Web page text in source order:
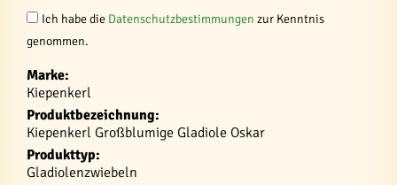
Ich habe die Datenschutzbestimmungen zur Kenntnis
genommen.
Marke:
Kiepenkerl
Produktbezeichnung:
Kiepenkerl Großblumige Gladiole Oskar
Produkttyp:
Gladiolenzwiebeln